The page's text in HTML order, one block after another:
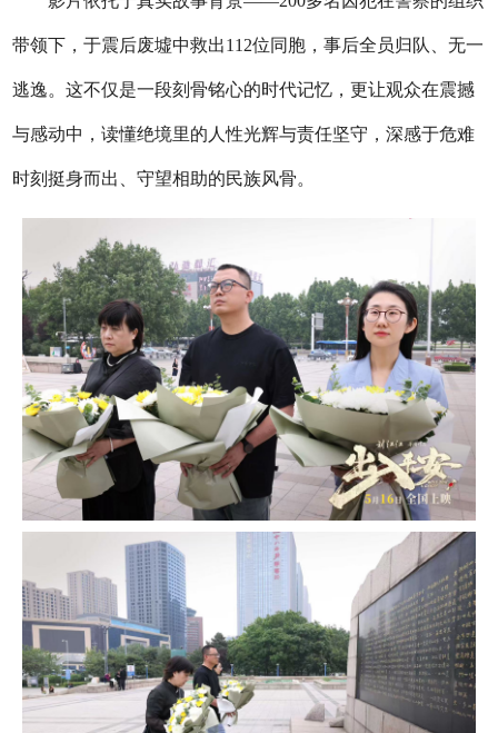
带领下，于震后废墟中救出112位同胞，事后全员归队、无一
逃逸。这不仅是一段刻骨铭心的时代记忆，更让观众在震撼
与感动中，读懂绝境里的人性光辉与责任坚守，深感于危难
时刻挺身而出、守望相助的民族风骨。